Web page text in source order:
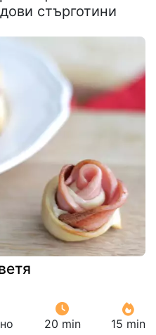
стърготини
20 min 15 min